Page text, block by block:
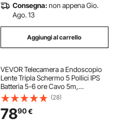
Consegna:non appena Gio.
Ago. 13
Aggiungi al carrello
VEVOR Telecamera a Endoscopio
Lente Tripla Schermo 5 Pollici IPS
Batteria 5-6 ore Cavo 5m,
Telecamera di Ispezione a
Endoscopio Zoom Digitale 5x
Risoluzione 854 x 480, Kit Portatile
5 Modalità Visiva
(28)
7890€